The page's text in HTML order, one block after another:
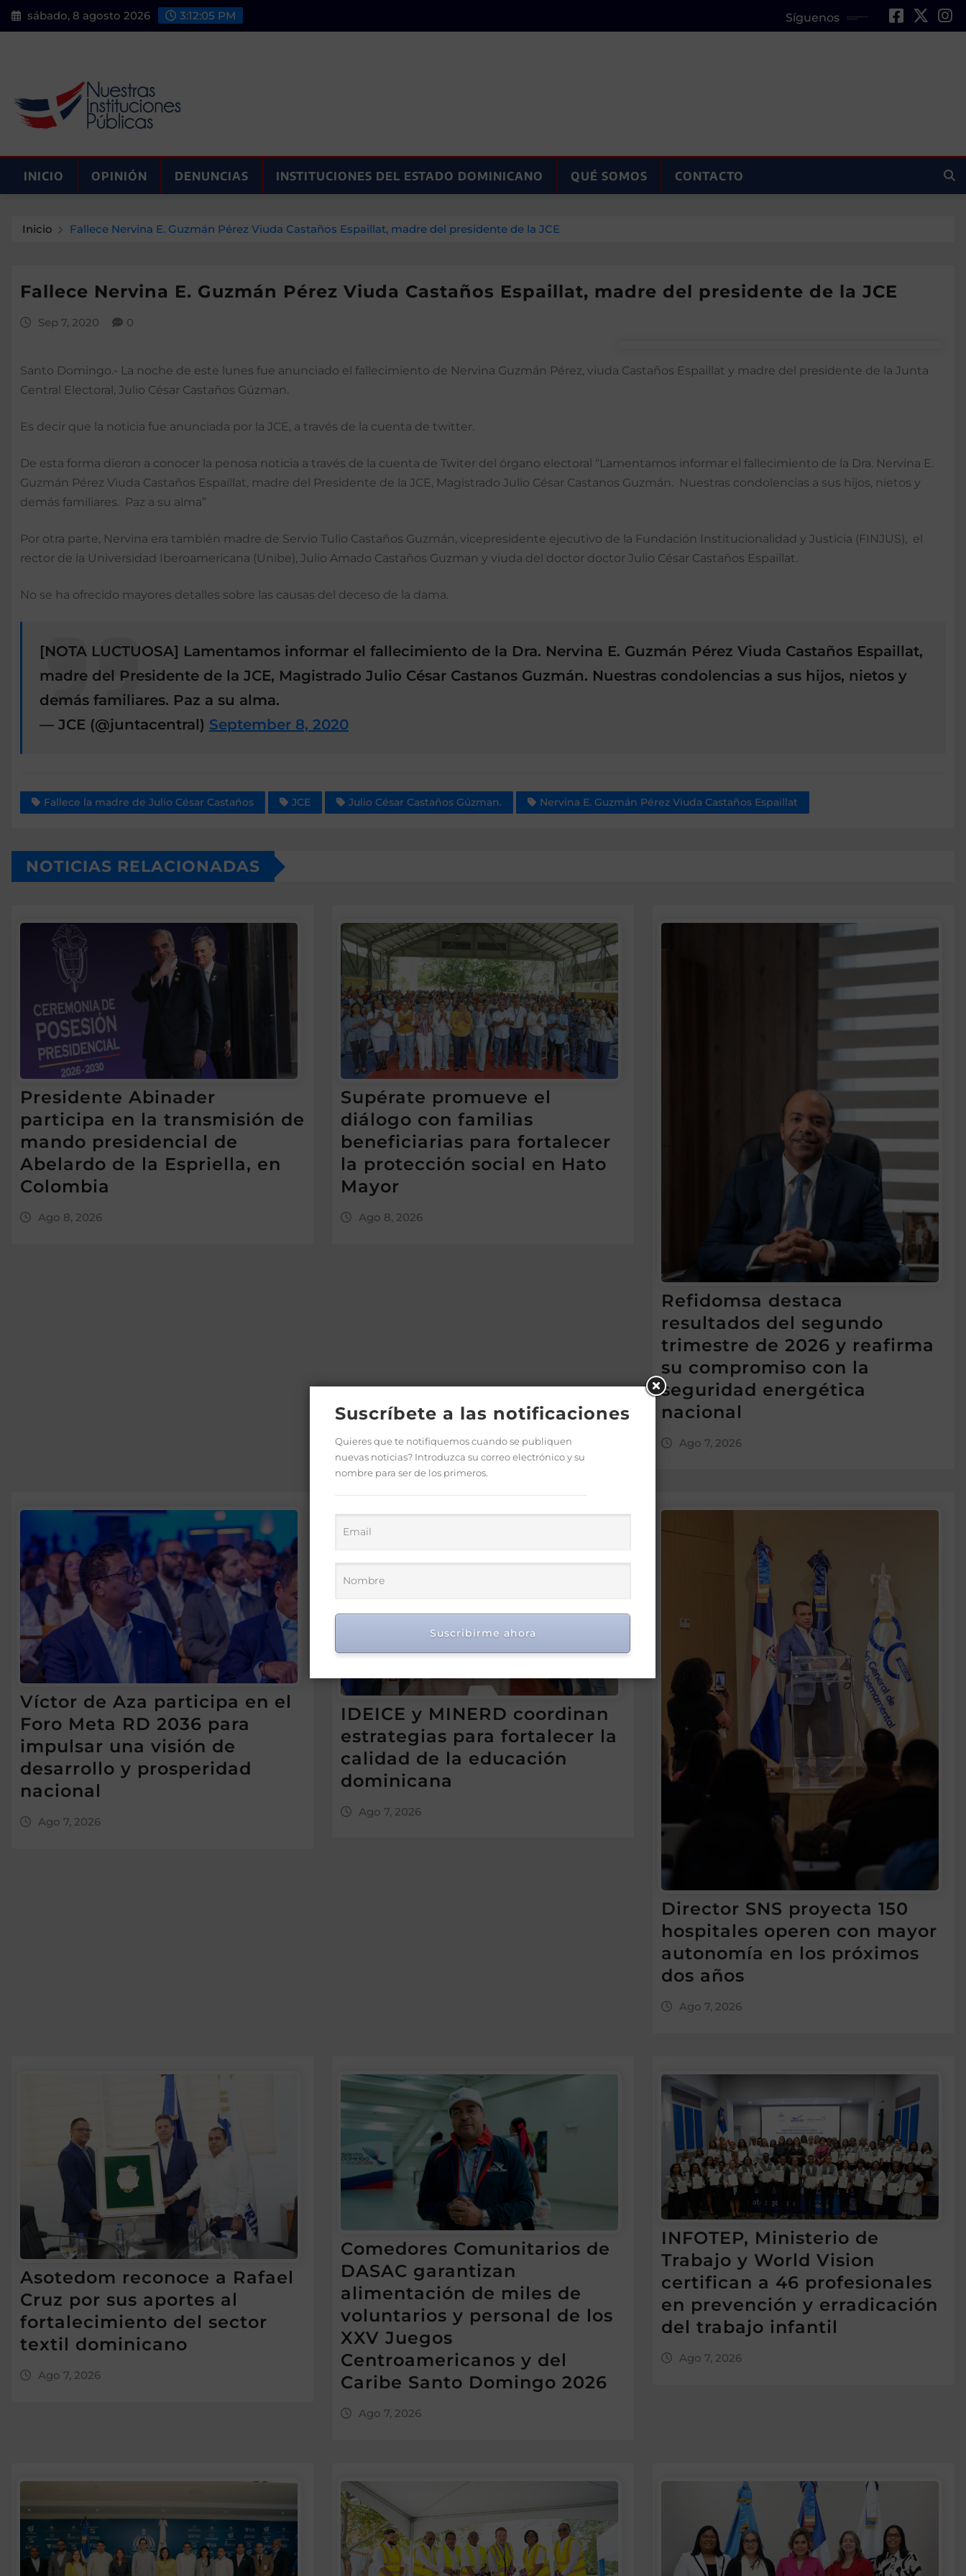
Saltar
al
sábado, 8 agosto 2026 3:12:06 PM Síguenos
INICIO OPINIÓN DENUNCIAS INSTITUCIONES DEL ESTADO DOMINICANO QUÉ SOMOS CONTACTO
Inicio Fallece Nervina E. Guzmán Pérez Viuda Castaños Espaillat, madre del presidente de la JCE
Fallece Nervina E. Guzmán Pérez Viuda Castaños Espaillat, madre del presidente de la JCE
Sep 7, 2020 0
Santo Domingo.- La noche de este lunes fue anunciado el fallecimiento de Nervina Guzmán Pérez, viuda Castaños Espaillat y madre del presidente de la Junta
Central Electoral, Julio César Castaños Gúzman.
Es decir que la noticia fue anunciada por la JCE, a través de la cuenta de twitter.
De esta forma dieron a conocer la penosa noticia a través de la cuenta de Twiter del órgano electoral “Lamentamos informar el fallecimiento de la Dra. Nervina E.
Guzmán Pérez Viuda Castaños Espaillat, madre del Presidente de la JCE, Magistrado Julio César Castanos Guzmán. Nuestras condolencias a sus hijos, nietos y
demás familiares. Paz a su alma”
Por otra parte, Nervina era también madre de Servio Tulio Castaños Guzmán, vicepresidente ejecutivo de la Fundación Institucionalidad y Justicia (FINJUS), el
rector de la Universidad Iberoamericana (Unibe), Julio Amado Castaños Guzman y viuda del doctor doctor Julio César Castaños Espaillat.
No se ha ofrecido mayores detalles sobre las causas del deceso de la dama.
[NOTA LUCTUOSA] Lamentamos informar el fallecimiento de la Dra. Nervina E. Guzmán Pérez Viuda Castaños Espaillat,
madre del Presidente de la JCE, Magistrado Julio César Castanos Guzmán. Nuestras condolencias a sus hijos, nietos y
demás familiares. Paz a su alma.
— JCE (@juntacentral) September 8, 2020
Fallece la madre de Julio César Castaños JCE Julio César Castaños Gúzman. Nervina E. Guzmán Pérez Viuda Castaños Espaillat
NOTICIAS RELACIONADAS
Presidente Abinader
participa en la transmisión de
mando presidencial de
Abelardo de la Espriella, en
Colombia
Ago 8, 2026
Supérate promueve el
diálogo con familias
beneficiarias para fortalecer
la protección social en Hato
Mayor
Ago 8, 2026
Refidomsa destaca
resultados del segundo
trimestre de 2026 y reafirma
su compromiso con la
seguridad energética
nacional
Ago 7, 2026
Víctor de Aza participa en el
Foro Meta RD 2036 para
impulsar una visión de
desarrollo y prosperidad
nacional
Ago 7, 2026
IDEICE y MINERD coordinan
estrategias para fortalecer la
calidad de la educación
dominicana
Ago 7, 2026
Director SNS proyecta 150
hospitales operen con mayor
autonomía en los próximos
dos años
Ago 7, 2026
Asotedom reconoce a Rafael
Cruz por sus aportes al
fortalecimiento del sector
textil dominicano
Ago 7, 2026
Comedores Comunitarios de
DASAC garantizan
alimentación de miles de
voluntarios y personal de los
XXV Juegos
Centroamericanos y del
Caribe Santo Domingo 2026
Ago 7, 2026
INFOTEP, Ministerio de
Trabajo y World Vision
certifican a 46 profesionales
en prevención y erradicación
del trabajo infantil
Ago 7, 2026
Suscríbete a las notificaciones
Quieres que te notifiquemos cuando se publiquen
nuevas noticias? Introduzca su correo electrónico y su
nombre para ser de los primeros.
Suscribirme ahora